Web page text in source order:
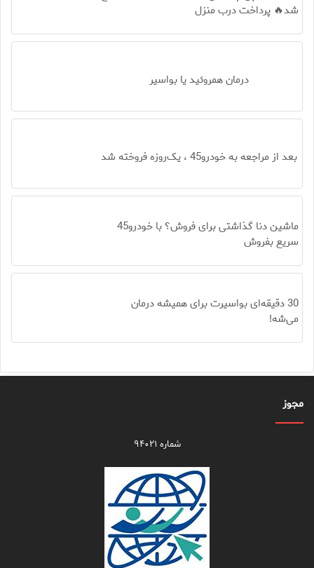
شد🔥 پرداخت درب منزل
درمان همروئید یا بواسیر
بعد از مراجعه به خودرو45 ، یک‌روزه فروخته شد
ماشین دنا گذاشتی برای فروش؟ با خودرو45
سریع بفروش
30 دقیقه‌ای بواسیرت برای همیشه درمان
می‌شه!
مجوز
شماره ۹۴۰۲۱